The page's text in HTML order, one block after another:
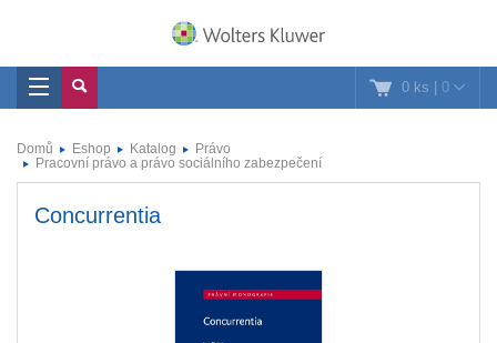
0 ks | 0
Domů Eshop Katalog
Právo
Pracovní právo a právo sociálního zabezpečení
Concurrentia